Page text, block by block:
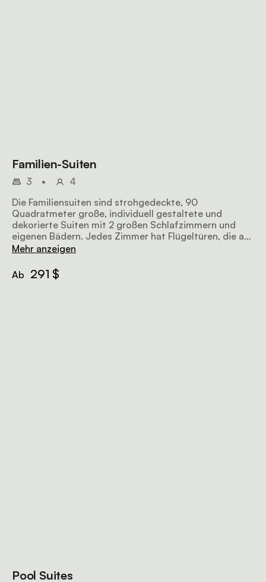
Familien-Suiten
3 •
4
Die Familiensuiten sind strohgedeckte, 90
Quadratmeter große, individuell gestaltete und
dekorierte Suiten mit 2 großen Schlafzimmern und
eigenen Bädern. Jedes Zimmer hat Flügeltüren, die auf
eine Steinterrasse führen, die in die üppigen Gärten
Mehr anzeigen
Ab 291 $
Pool Suites